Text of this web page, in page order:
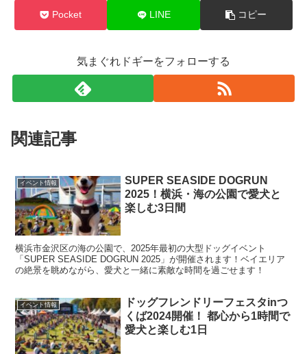
Pocket LINE コピー
気まぐれドギーをフォローする
関連記事
イベント情報
SUPER SEASIDE DOGRUN
2025！横浜・海の公園で愛犬と
楽しむ3日間
横浜市金沢区の海の公園で、2025年最初の大型ドッグイベント
「SUPER SEASIDE DOGRUN 2025」が開催されます！ベイエリア
の絶景を眺めながら、愛犬と一緒に素敵な時間を過ごせます！
イベント情報
ドッグフレンドリーフェスタinつ
くば2024開催！ 都心から1時間で
愛犬と楽しむ1日